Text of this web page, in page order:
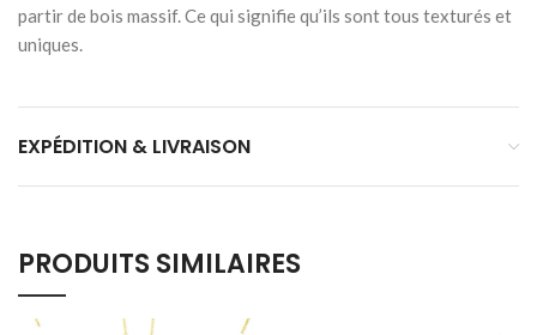
partir de bois massif. Ce qui signifie qu’ils sont tous texturés et
uniques.
EXPÉDITION & LIVRAISON
PRODUITS SIMILAIRES